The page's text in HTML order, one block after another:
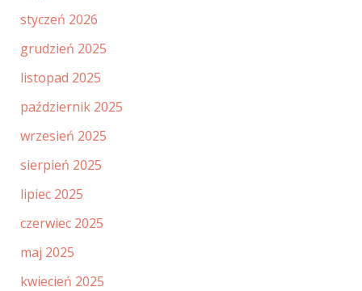
styczeń 2026
grudzień 2025
listopad 2025
październik 2025
wrzesień 2025
sierpień 2025
lipiec 2025
czerwiec 2025
maj 2025
kwiecień 2025